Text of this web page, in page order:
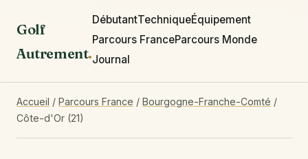
Golf
Autrement.
DébutantTechniqueÉquipement
Parcours FranceParcours Monde
Journal
Accueil / Parcours France / Bourgogne-Franche-Comté /
Côte-d'Or (21)